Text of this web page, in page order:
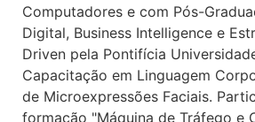
Computadores e com Pós-
Digital, Business Intelligence e
Driven pela Pontifícia
Capacitação em Linguagem
de Microexpressões Faciais.
formação "Máquina de Tráfego e